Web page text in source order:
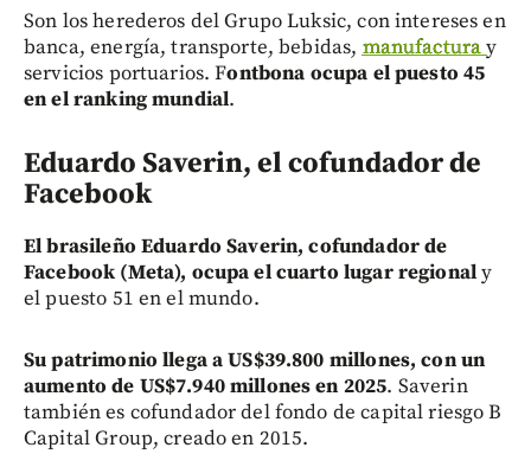
Son los herederos del Grupo Luksic, con intereses en
banca, energía, transporte, bebidas, manufacturay
servicios portuarios. Fontbona ocupa el puesto 45
en el ranking mundial.
Eduardo Saverin, el cofundador de
Facebook
El brasileño Eduardo Saverin, cofundador de
Facebook (Meta), ocupa el cuarto lugar regionaly
el puesto 51 en el mundo.
Su patrimonio llega a US$39.800 millones, con un
aumento de US$7.940 millones en 2025. Saverin
también es cofundador del fondo de capital riesgo B
Capital Group, creado en 2015.